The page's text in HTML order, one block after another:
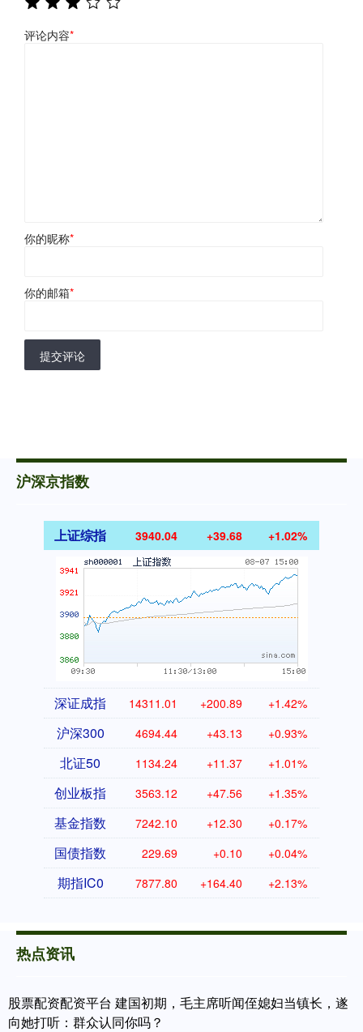
评论内容*
你的昵称*
你的邮箱*
提交评论
沪深京指数
上证综指 3940.04 +39.68 +1.02%
深证成指 14311.01 +200.89 +1.42%
沪深300 4694.44 +43.13 +0.93%
北证50 1134.24 +11.37 +1.01%
创业板指 3563.12 +47.56 +1.35%
基金指数 7242.10 +12.30 +0.17%
国债指数 229.69 +0.10 +0.04%
期指IC0 7877.80 +164.40 +2.13%
热点资讯
股票配资配资平台 建国初期，毛主席听闻侄媳妇当镇长，遂
向她打听：群众认同你吗？